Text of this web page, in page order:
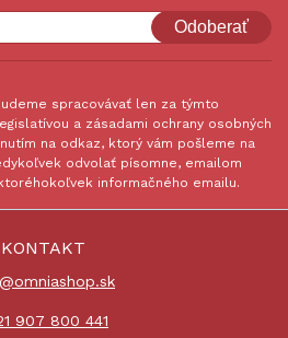
Odoberať
spracovávať len za týmto
a zásadami ochrany osobných
na odkaz, ktorý vám pošleme na
odvolať písomne, emailom
informačného emailu.
KONTAKT
907 800 441